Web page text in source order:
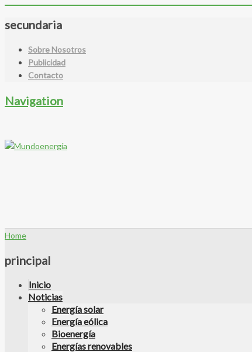
secundaria
Sobre Nosotros
Publicidad
Contacto
Navigation
Home
principal
Inicio
Noticias
Energía solar
Energía eólica
Bioenergía
Energías renovables